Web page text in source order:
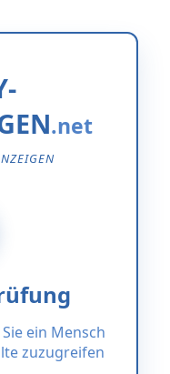
ein Mensch
zuzugreifen